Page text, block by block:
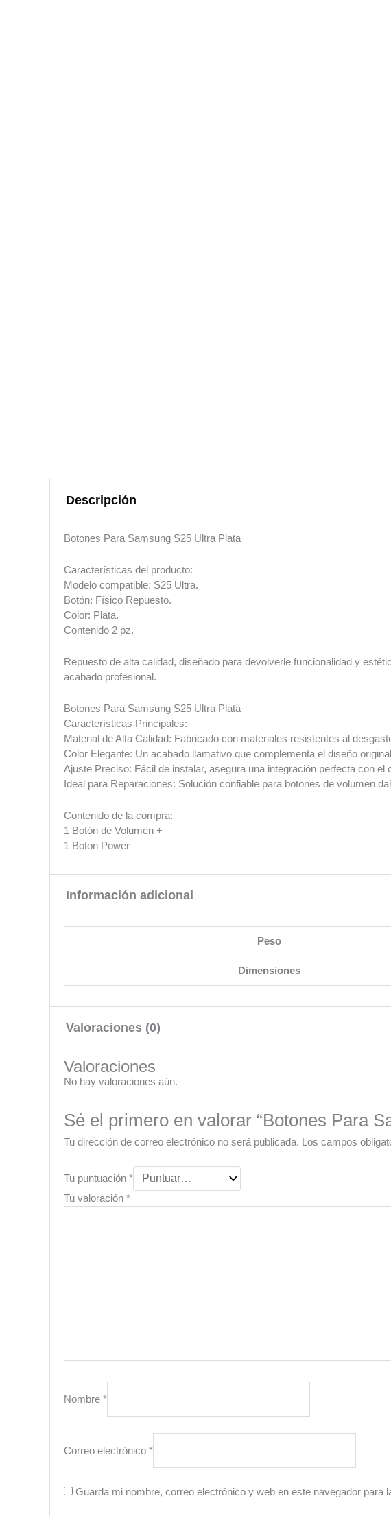
Descripción
Botones Para Samsung S25 Ultra Plata
Características del producto:
Modelo compatible: S25 Ultra.
Botón: Físico Repuesto.
Color: Plata.
Contenido 2 pz.
Repuesto de alta calidad, diseñado para devolverle funcionalidad y
acabado profesional.
Botones Para Samsung S25 Ultra Plata
Características Principales:
Material de Alta Calidad: Fabricado con materiales resistentes al
Color Elegante: Un acabado llamativo que complementa el diseño
Ajuste Preciso: Fácil de instalar, asegura una integración perfecta con el
Ideal para Reparaciones: Solución confiable para botones de volumen
Contenido de la compra:
1 Botón de Volumen + –
1 Boton Power
Información adicional
Peso
Dimensiones
Valoraciones (0)
Valoraciones
No hay valoraciones aún.
Sé el primero en valorar “Botones Para
Tu dirección de correo electrónico no será publicada. Los campos
Tu puntuación *
Tu valoración *
Nombre *
Correo electrónico *
Guarda mi nombre, correo electrónico y web en este navegador para